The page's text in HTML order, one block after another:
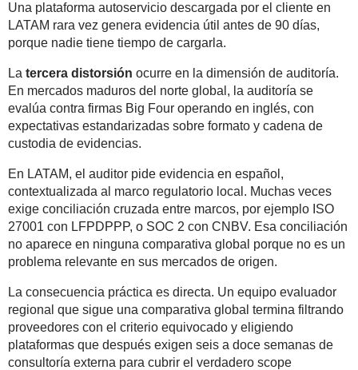
Una plataforma autoservicio descargada por el cliente en
LATAM rara vez genera evidencia útil antes de 90 días,
porque nadie tiene tiempo de cargarla.
La tercera distorsión ocurre en la dimensión de auditoría.
En mercados maduros del norte global, la auditoría se
evalúa contra firmas Big Four operando en inglés, con
expectativas estandarizadas sobre formato y cadena de
custodia de evidencias.
En LATAM, el auditor pide evidencia en español,
contextualizada al marco regulatorio local. Muchas veces
exige conciliación cruzada entre marcos, por ejemplo ISO
27001 con LFPDPPP, o SOC 2 con CNBV. Esa conciliación
no aparece en ninguna comparativa global porque no es un
problema relevante en sus mercados de origen.
La consecuencia práctica es directa. Un equipo evaluador
regional que sigue una comparativa global termina filtrando
proveedores con el criterio equivocado y eligiendo
plataformas que después exigen seis a doce semanas de
consultoría externa para cubrir el verdadero scope